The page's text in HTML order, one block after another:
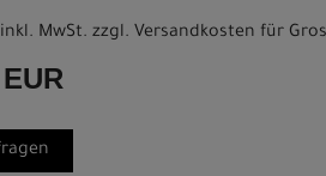
MwSt. zzgl. Versandkosten für